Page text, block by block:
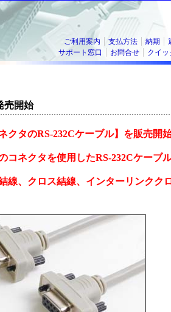
ご利用案内
支払方法 納期
サポート窓口
お問合せ クイッ
売開始
クタのRS-232Cケーブル】を販売開
ネクタを使用したRS-232Cケーブル
線、クロス結線、インターリンクク